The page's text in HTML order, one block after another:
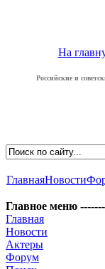
На
Российские и
ГлавнаяНовости
Главное меню
Главная
Новости
Актеры
Форум